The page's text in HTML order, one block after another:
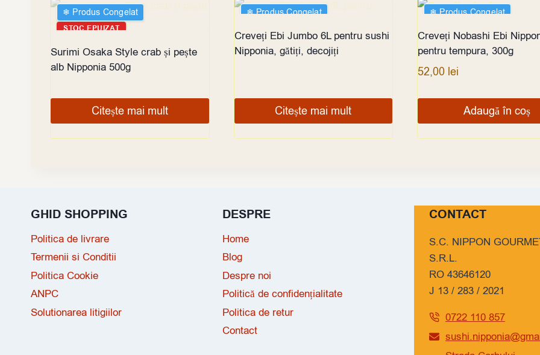
❄︎ Produs Congelat
STOC EPUIZAT
Surimi Osaka Style crab și pește
alb Nipponia 500g
Citește mai mult
❄︎ Produs Congelat
Creveți Ebi Jumbo 6L pentru sushi
Nipponia, gătiți, decojiți
Citește mai mult
❄︎ Produs Congelat
Creveți Nobashi Ebi
pentru tempura, 300g
52,00 lei
Adaugă în coș
GHID SHOPPING
Politica de livrare
Termenii si Conditii
Politica Cookie
ANPC
Solutionarea litigiilor
DESPRE
Home
Blog
Despre noi
Politică de confidențialitate
Politica de retur
Contact
CONTACT
S.C. NIPPON
S.R.L.
RO 43646120
J 13 / 283 / 2021
0722 110 857